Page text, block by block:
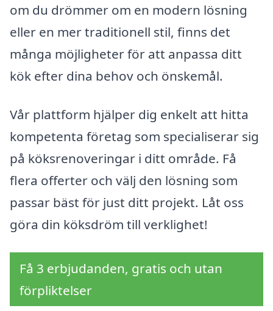
om du drömmer om en modern lösning
eller en mer traditionell stil, finns det
många möjligheter för att anpassa ditt
kök efter dina behov och önskemål.
Vår plattform hjälper dig enkelt att hitta
kompetenta företag som specialiserar sig
på köksrenoveringar i ditt område. Få
flera offerter och välj den lösning som
passar bäst för just ditt projekt. Låt oss
göra din köksdröm till verklighet!
Få 3 erbjudanden, gratis och utan
förpliktelser